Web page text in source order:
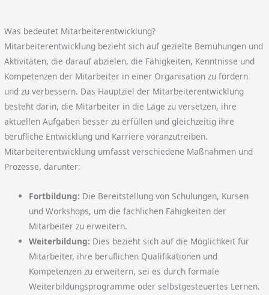
Was bedeutet Mitarbeiterentwicklung?
Mitarbeiterentwicklung bezieht sich auf gezielte Bemühungen und
Aktivitäten, die darauf abzielen, die Fähigkeiten, Kenntnisse und
Kompetenzen der Mitarbeiter in einer Organisation zu fördern
und zu verbessern. Das Hauptziel der Mitarbeiterentwicklung
besteht darin, die Mitarbeiter in die Lage zu versetzen, ihre
aktuellen Aufgaben besser zu erfüllen und gleichzeitig ihre
berufliche Entwicklung und Karriere voranzutreiben.
Mitarbeiterentwicklung umfasst verschiedene Maßnahmen und
Prozesse, darunter:
Fortbildung: Die Bereitstellung von Schulungen, Kursen
und Workshops, um die fachlichen Fähigkeiten der
Mitarbeiter zu erweitern.
Weiterbildung: Dies bezieht sich auf die Möglichkeit für
Mitarbeiter, ihre beruflichen Qualifikationen und
Kompetenzen zu erweitern, sei es durch formale
Weiterbildungsprogramme oder selbstgesteuertes Lernen.